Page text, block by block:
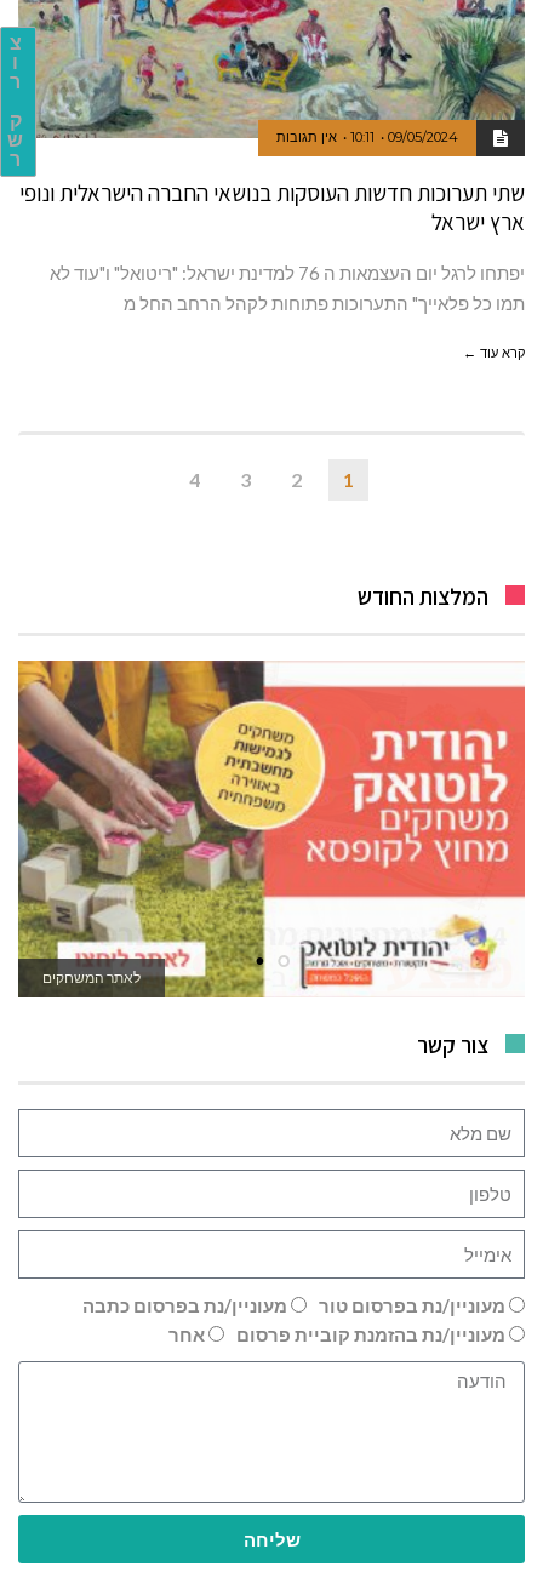
צ
ו
ר
ק
ש
ר
09/05/2024
10:11 אין תגובות
שתי תערוכות חדשות העוסקות בנושאי החברה הישראלית ונופי
ארץ ישראל
יפתחו לרגל יום העצמאות ה 76 למדינת ישראל: "ריטואל" ו"עוד לא
תמו כל פלאייך" התערוכות פתוחות לקהל הרחב החל מ
קרא עוד ←
1
2
3
4
המלצות החודש
לאתר המשחקים
צור קשר
מעוניין/נת בפרסום טור
מעוניין/נת בפרסום כתבה
מעוניין/נת בהזמנת קוביית פרסום
אחר
שליחה